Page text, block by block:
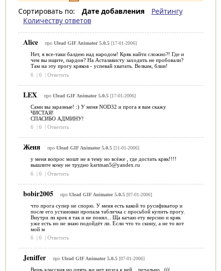
Сортировать по: Дате добавления
Рейтингу
Количеству ответов
Alice про Ulead GIF Animator 5.0.5[17-01-2006]
Нет, я все-таки балдею над народом! Кряк найти сложно?! Где и
чем вы ищите, пардон? На Асталависту заходить не пробовали?
Там на эту прогу кряков - успевай хватать. Велкам, блин!
6
| 6 | Ответить
LEX про Ulead GIF Animator 5.0.5[17-01-2006]
Сами вы заразные! :) У меня NOD32 и прога я вам скажу
ЧИСТАЯ!
СПАСИБО АДМИНУ!
6
| 6 | Ответить
Женя про Ulead GIF Animator 5.0.5[11-01-2006]
у меня вопрос мошт не в тему но всёже , где достать кряк!!!!
вышлите кому не трудно kartman5@yandex.ru
6
| 6 | Ответить
bobir2005 про Ulead GIF Animator 5.0.5[07-01-2006]
что прога супер не спорю. У меня есть какой то русификатор и
после его установки пропала табличка с просьбой купить прогу.
Внутри ли крек я так и не понял... Ща качаю ету версию и кряк
уже есть но не знаю подойдёт ли. Если что то скину, а не то вот
мой м
6
| 6 | Ответить
Jeniffer про Ulead GIF Animator 5.0.5[07-01-2006]
Вещь классная,но опять же нет крэга к ней... печально...(((